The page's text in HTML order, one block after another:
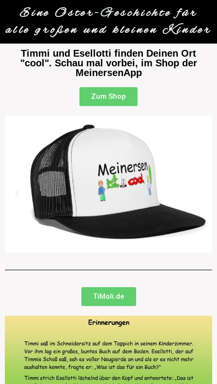
Eine Oster-Geschichte für
alle großen und kleinen Kinder
Timmi und Esellotti finden Deinen Ort
"cool". Schau mal vorbei, im Shop der
MeinersenApp
Zum Shop
TiMoli.de